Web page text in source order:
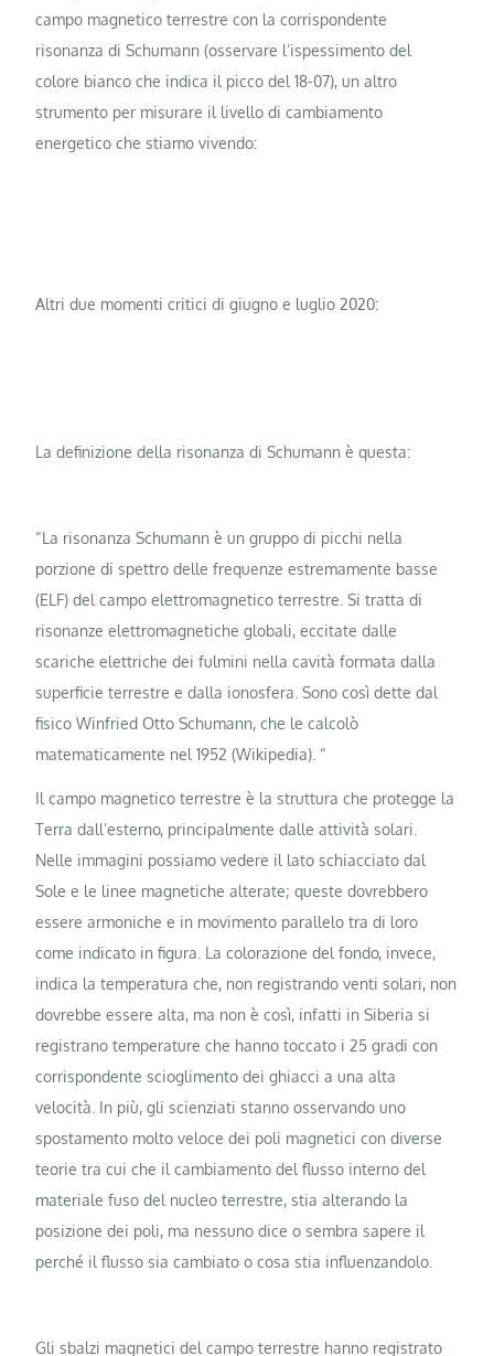
campo magnetico terrestre con la corrispondente
risonanza di Schumann (osservare l’ispessimento del
colore bianco che indica il picco del 18-07), un altro
strumento per misurare il livello di cambiamento
energetico che stiamo vivendo:
Altri due momenti critici di giugno e luglio 2020:
La definizione della risonanza di Schumann è questa:
“La risonanza Schumann è un gruppo di picchi nella
porzione di spettro delle frequenze estremamente basse
(ELF) del campo elettromagnetico terrestre. Si tratta di
risonanze elettromagnetiche globali, eccitate dalle
scariche elettriche dei fulmini nella cavità formata dalla
superficie terrestre e dalla ionosfera. Sono così dette dal
fisico Winfried Otto Schumann, che le calcolò
matematicamente nel 1952 (Wikipedia). “
Il campo magnetico terrestre è la struttura che protegge la
Terra dall’esterno, principalmente dalle attività solari.
Nelle immagini possiamo vedere il lato schiacciato dal
Sole e le linee magnetiche alterate; queste dovrebbero
essere armoniche e in movimento parallelo tra di loro
come indicato in figura. La colorazione del fondo, invece,
indica la temperatura che, non registrando venti solari, non
dovrebbe essere alta, ma non è così, infatti in Siberia si
registrano temperature che hanno toccato i 25 gradi con
corrispondente scioglimento dei ghiacci a una alta
velocità. In più, gli scienziati stanno osservando uno
spostamento molto veloce dei poli magnetici con diverse
teorie tra cui che il cambiamento del flusso interno del
materiale fuso del nucleo terrestre, stia alterando la
posizione dei poli, ma nessuno dice o sembra sapere il
perché il flusso sia cambiato o cosa stia influenzandolo.
Gli sbalzi magnetici del campo terrestre hanno registrato